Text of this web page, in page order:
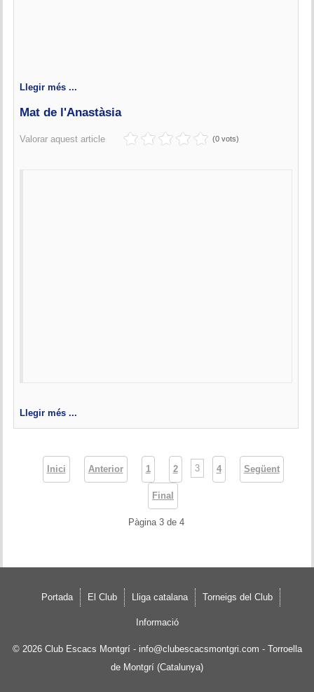
Llegir més ...
Mat de l'Anastàsia
Valorar aquest article (0 vots)
Llegir més ...
Inici Anterior 1 2 3 4 Següent
Final
Pàgina 3 de 4
Portada El Club Lliga catalana Torneigs del Club
Informació
© 2026 Club Escacs Montgrí- info@clubescacsmontgri.com - Torroella
de Montgrí (Catalunya)